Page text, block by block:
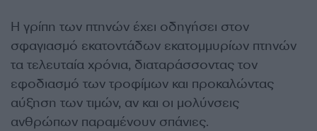
Η γρίπη των πτηνών έχει οδηγήσει στον
σφαγιασμό εκατοντάδων εκατομμυρίων πτηνών
τα τελευταία χρόνια, διαταράσσοντας τον
εφοδιασμό των τροφίμων και προκαλώντας
αύξηση των τιμών, αν και οι μολύνσεις
ανθρώπων παραμένουν σπάνιες.